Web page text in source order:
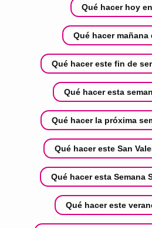
Qué hacer hoy
Qué hacer mañana
Qué hacer este fin de
Qué hacer esta
Qué hacer la próxima
Qué hacer este San
Qué hacer esta Semana
Qué hacer este